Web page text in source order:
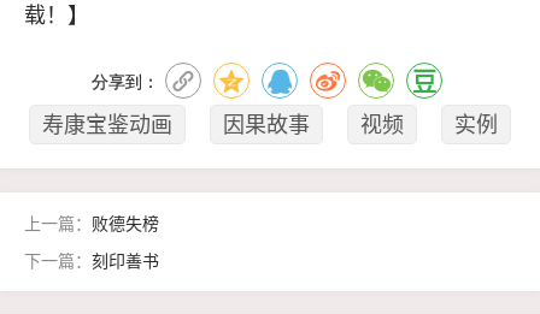
载！】
分享到：
寿康宝鉴动画 因果故事 视频 实例
上一篇： 败德失榜
下一篇： 刻印善书